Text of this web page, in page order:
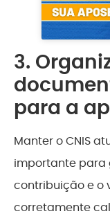
3.
para a
Manter o CNIS
importante para
contribuição e o
corretamente